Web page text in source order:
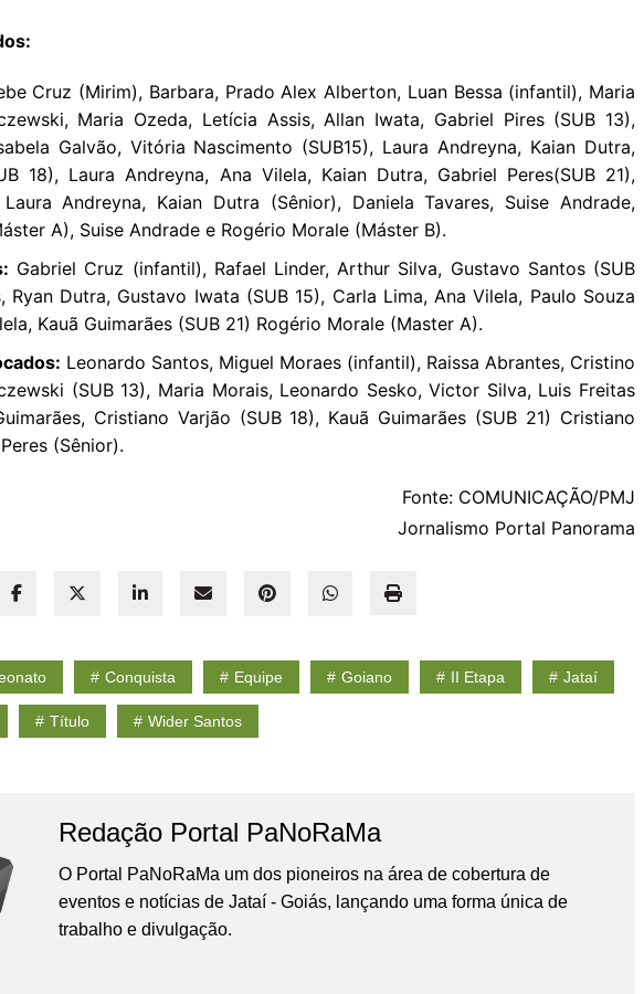
Cruz (Mirim), Barbara, Prado Alex Alberton, Luan Bessa (infantil), Maria
Maria Ozeda, Letícia Assis, Allan Iwata, Gabriel Pires (SUB 13),
Galvão, Vitória Nascimento (SUB15), Laura Andreyna, Kaian Dutra,
18), Laura Andreyna, Ana Vilela, Kaian Dutra, Gabriel Peres(SUB 21),
Andreyna, Kaian Dutra (Sênior), Daniela Tavares, Suise Andrade,
A), Suise Andrade e Rogério Morale (Máster B).
Gabriel Cruz (infantil), Rafael Linder, Arthur Silva, Gustavo Santos (SUB
Ryan Dutra, Gustavo Iwata (SUB 15), Carla Lima, Ana Vilela, Paulo Souza
Kauã Guimarães (SUB 21) Rogério Morale (Master A).
Leonardo Santos, Miguel Moraes (infantil), Raissa Abrantes, Cristino
(SUB 13), Maria Morais, Leonardo Sesko, Victor Silva, Luis Freitas
Cristiano Varjão (SUB 18), Kauã Guimarães (SUB 21) Cristiano
(Sênior).
Fonte: COMUNICAÇÃO/PMJ
Jornalismo Portal Panorama
Conquista Equipe Goiano II Etapa Jataí
Título Wider Santos
Redação Portal PaNoRaMa
O Portal PaNoRaMa um dos pioneiros na área de cobertura de
eventos e notícias de Jataí - Goiás, lançando uma forma única de
trabalho e divulgação.